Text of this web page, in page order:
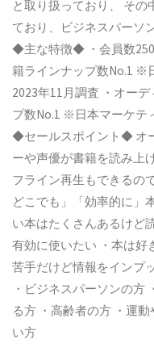
と取り扱っており、
その
ており、ビジネスパーソ
◆主な特徴◆ ・会員数
籍ラインナップ数No.1 ※
2023年11月調査 ・オー
プ数No.1 ※ 日本マーケテ
◆セールスポイント◆ オ
ーや声優が書籍を読み上
フライン再生もできるの
どこでも」「効率的に」
い本はたくさんあるけど
有効に使いたい ・本は好
苦手だけど情報をインプ
・ビジネスパーソンの方
る方 ・高齢者の方 ・運
い方